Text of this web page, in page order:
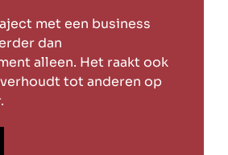
met een business
dan
alleen. Het raakt ook
tot anderen op